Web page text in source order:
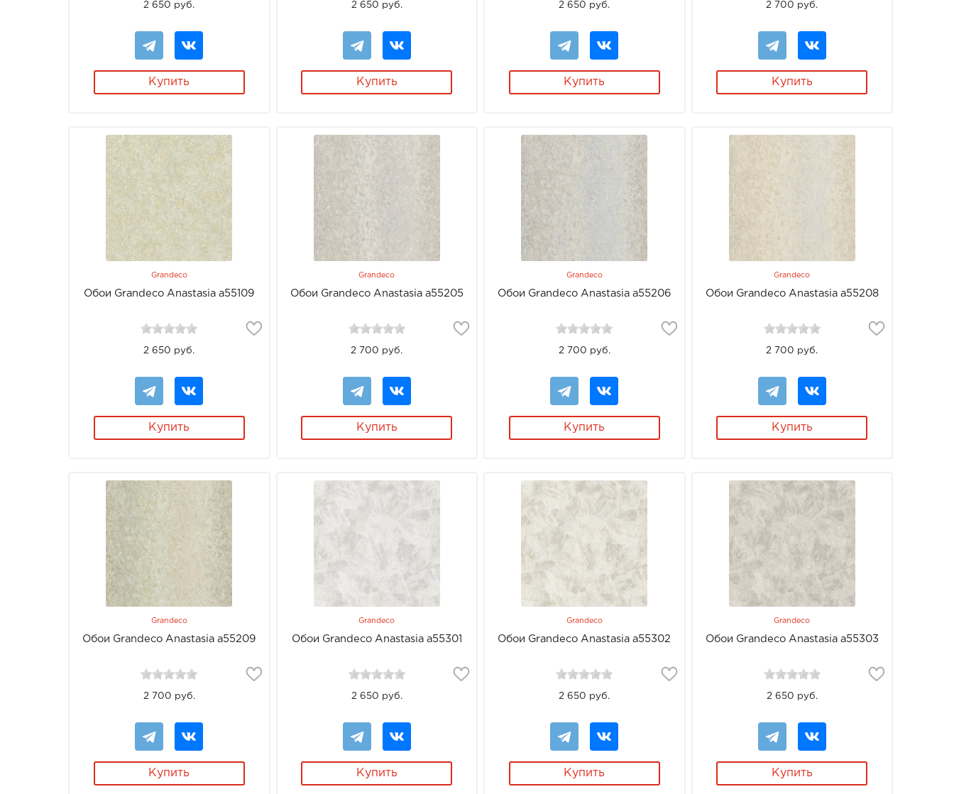
2 650 руб.
Купить
2 650 руб.
Купить
2 650 руб.
Купить
2 700 руб.
Купить
Grandeco
Обои Grandeco Anastasia a55109
2 650 руб.
Купить
Grandeco
Обои Grandeco Anastasia a55205
2 700 руб.
Купить
Grandeco
Обои Grandeco Anastasia a55206
2 700 руб.
Купить
Grandeco
Обои Grandeco Anastasia a55208
2 700 руб.
Купить
Grandeco
Обои Grandeco Anastasia a55209
2 700 руб.
Купить
Grandeco
Обои Grandeco Anastasia a55301
2 650 руб.
Купить
Grandeco
Обои Grandeco Anastasia a55302
2 650 руб.
Купить
Grandeco
Обои Grandeco Anastasia a55303
2 650 руб.
Купить